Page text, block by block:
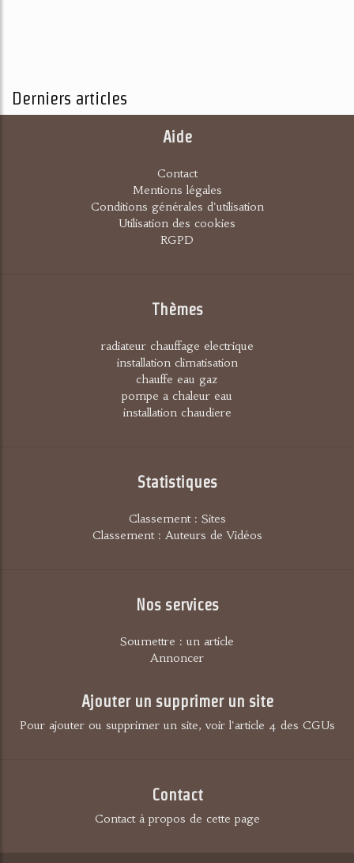
Derniers articles
Aide
Contact
Mentions légales
Conditions générales d'utilisation
Utilisation des cookies
RGPD
Thèmes
radiateur chauffage electrique
installation climatisation
chauffe eau gaz
pompe a chaleur eau
installation chaudiere
Statistiques
Classement : Sites
Classement : Auteurs de Vidéos
Nos services
Soumettre : un article
Annoncer
Ajouter un supprimer un site
Pour ajouter ou supprimer un site, voir l'article 4 des CGUs
Contact
Contact à propos de cette page